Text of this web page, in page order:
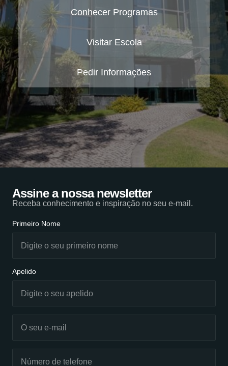
Conhecer Programas
Visitar Escola
Pedir Informações
Assine a nossa newsletter
Receba conhecimento e inspiração no seu e-mail.
Primeiro Nome
Apelido